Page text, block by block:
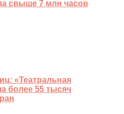
свыше 7 млн часов
«Театральная
более 55 тысяч